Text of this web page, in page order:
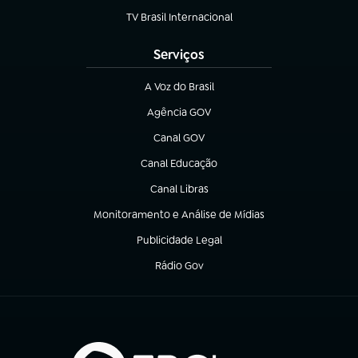
TV Brasil Internacional
(abre em nova aba)
Serviços
A Voz do Brasil
(abre em nova aba)
Agência GOV
(abre em nova aba)
Canal GOV
(abre em nova aba)
Canal Educação
(abre em nova aba)
Canal Libras
(abre em nova aba)
Monitoramento e Análise de Mídias
(abre em nova aba)
Publicidade Legal
(abre em nova aba)
Rádio Gov
(abre em nova aba)